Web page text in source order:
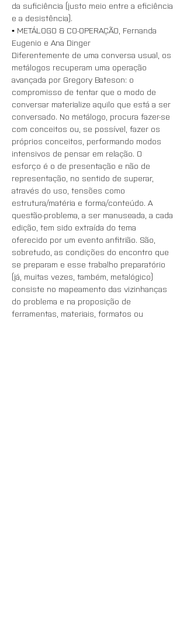
da suficiência (justo meio entre a eficiência
e a desistência).
▪️ METÁLOGO & CO-OPERAÇÃO, Fernanda
Eugenio e Ana Dinger
Diferentemente de uma conversa usual, os
metálogos recuperam uma operação
avançada por Gregory Bateson: o
compromisso de tentar que o modo de
conversar materialize aquilo que está a ser
conversado. No metálogo, procura fazer-se
com conceitos ou, se possível, fazer os
próprios conceitos, performando modos
intensivos de pensar em relação. O
esforço é o de presentação e não de
representação, no sentido de superar,
através do uso, tensões como
estrutura/matéria e forma/conteúdo. A
questão-problema, a ser manuseada, a cada
edição, tem sido extraída do tema
oferecido por um evento anfitrião. São,
sobretudo, as condições do encontro que
se preparam e esse trabalho preparatório
(já, muitas vezes, também, metalógico)
consiste no mapeamento das vizinhanças
do problema e na proposição de
ferramentas, materiais, formatos ou